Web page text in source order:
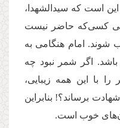
است که سیدالشهدا،
کسی‌که حاضر نیست
امام هنگامی به
اگر شمر نبود چه
با این همه زیبایی‌،
برساند؟! بنابراین
خوب است.